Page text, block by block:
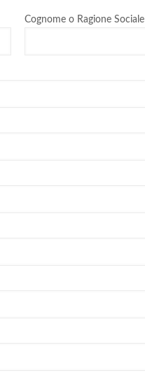
Cognome o Ragione Sociale